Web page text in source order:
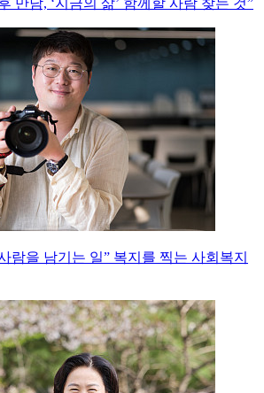
만남, ‘지금의 삶’ 함께할 사람 찾는 것”
람을 남기는 일” 복지를 찍는 사회복지